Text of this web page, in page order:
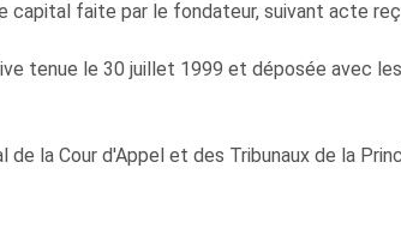
faite par le fondateur, suivant acte
tenue le 30 juillet 1999 et déposée avec
la Cour d'Appel et des Tribunaux de la